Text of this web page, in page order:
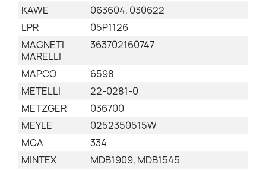
KAWE
063604, 030622
LPR
05P1126
MAGNETI
MARELLI
363702160747
MAPCO
6598
METELLI
22-0281-0
METZGER
036700
MEYLE
0252350515W
MGA
334
MINTEX
MDB1909, MDB1545